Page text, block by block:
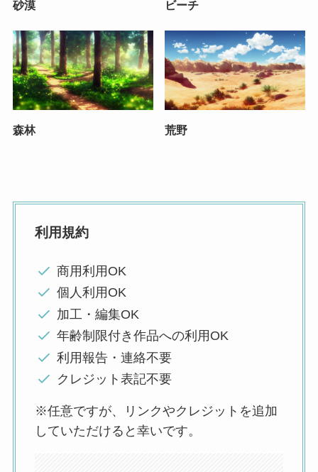
砂漠 ビーチ
森林 荒野
利用規約
商用利用OK
個人利用OK
加工・編集OK
年齢制限付き作品への利用OK
利用報告・連絡不要
クレジット表記不要
※任意ですが、リンクやクレジットを追加
していただけると幸いです。